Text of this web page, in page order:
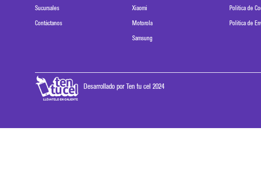
Sucursales
Contáctanos
Xiaomi
Motorola
Samsung
Política de
Política de
Desarrollado por Ten tu cel 2024